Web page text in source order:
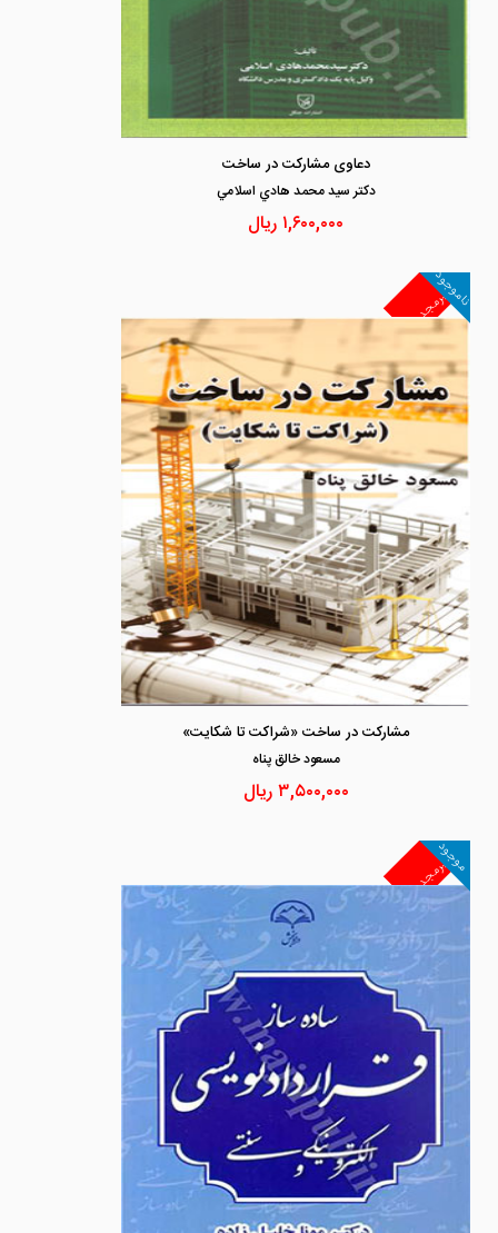
دعاوی مشارکت در ساخت
دكتر سيد محمد هادي اسلامي
۱,۶۰۰,۰۰۰ ریال
غیرمجد
ناموجود
مشارکت در ساخت «شراکت تا شکایت»
مسعود خالق پناه
۳,۵۰۰,۰۰۰ریال
غیرمجد
موجود